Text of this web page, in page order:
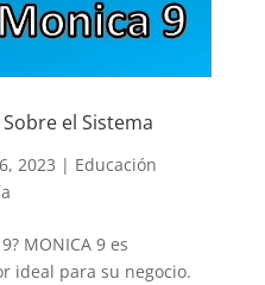
el Sistema
2023 | Educación
MONICA 9 es
ideal para su negocio.